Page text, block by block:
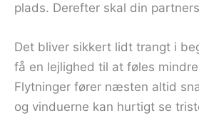
plads. Derefter skal din
Det bliver sikkert lidt trangt i
få en lejlighed til at føles
Flytninger fører næsten altid
og vinduerne kan hurtigt se